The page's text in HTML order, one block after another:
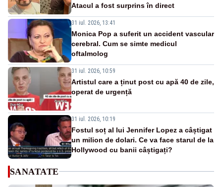
Atacul a fost surprins în direct
31 iul. 2026, 13:41
Monica Pop a suferit un accident vascular
cerebral. Cum se simte medicul
oftalmolog
31 iul. 2026, 10:59
Artistul care a ținut post cu apă 40 de zile,
operat de urgență
31 iul. 2026, 10:19
Fostul soț al lui Jennifer Lopez a câștigat
un milion de dolari. Ce va face starul de la
Hollywood cu banii câștigați?
SANATATE